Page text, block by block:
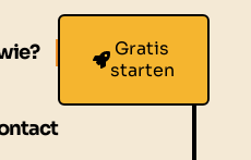
Gratis
starten